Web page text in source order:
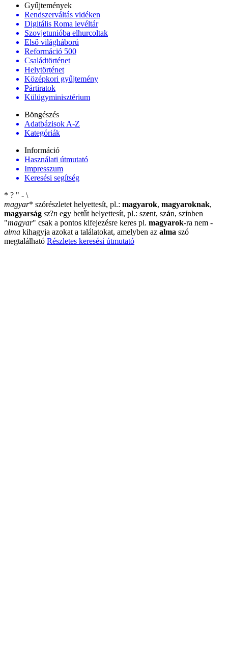
Gyűjtemények
Rendszerváltás vidéken
Digitális Roma levéltár
Szovjetunióba elhurcoltak
Első világháború
Reformáció 500
Családtörténet
Helytörténet
Középkori gyűjtemény
Pártiratok
Külügyminisztérium
Böngészés
Adatbázisok A-Z
Kategóriák
Információ
Használati útmutató
Impresszum
Keresési segítség
* ? " - \
magyar* szórészletet helyettesít, pl.: magyarok, magyaroknak,
magyarság sz?n egy betűt helyettesít, pl.: szent, szán, színben
"magyar" csak a pontos kifejezésre keres pl. magyarok-ra nem -
alma kihagyja azokat a találatokat, amelyben az alma szó
megtalálható Részletes keresési útmutató